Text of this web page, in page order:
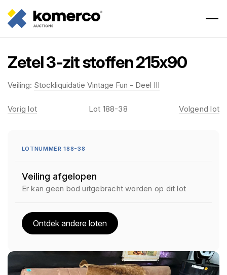
Zetel 3-zit stoffen 215x90
Veiling: Stockliquidatie Vintage Fun - Deel III
Vorig lot Lot 188-38 Volgend lot
LOTNUMMER 188-38
Veiling afgelopen
Er kan geen bod uitgebracht worden op dit lot
Ontdek andere loten